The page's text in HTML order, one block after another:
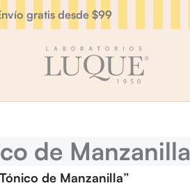
gratis desde $99
de Manzanilla
de Manzanilla”